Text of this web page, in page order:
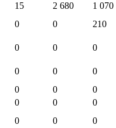
15 2 680
1 070
0 0
210
0 0
0
0 0
0
0 0
0
0 0
0
0 0
0